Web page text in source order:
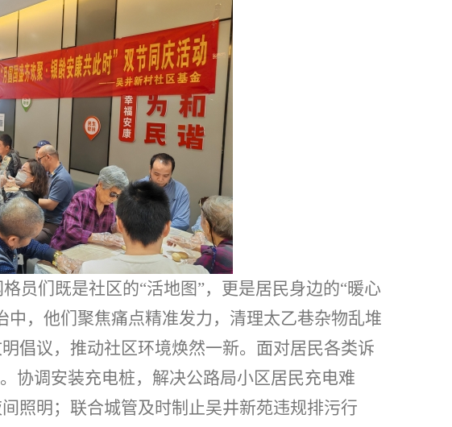
格员们既是社区的“活地图”，更是居民身边的“暖心
中，他们聚焦痛点精准发力，清理太乙巷杂物乱堆
倡议，推动社区环境焕然一新。面对居民各类诉
协调安装充电桩，解决公路局小区居民充电难
照明；联合城管及时制止吴井新苑违规排污行